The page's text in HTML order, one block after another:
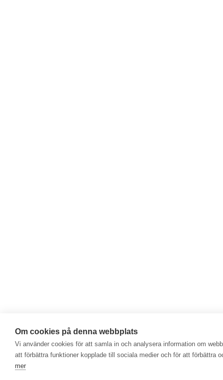
Om cookies på denna webbplats
Vi använder cookies för att samla in och analysera information om
att förbättra funktioner kopplade till sociala medier och för att förbättra
mer